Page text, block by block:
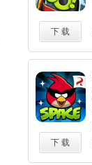
下 载
下 载